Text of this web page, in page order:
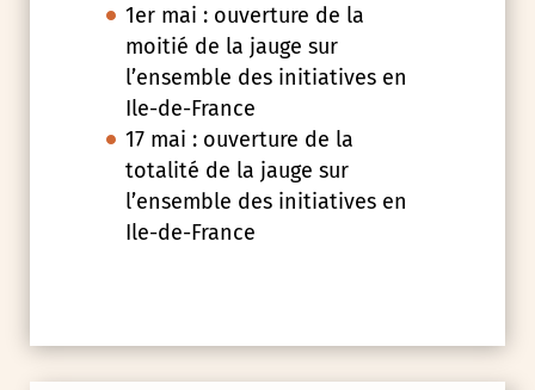
1er mai : ouverture de la
moitié de la jauge sur
l’ensemble des initiatives en
Ile-de-France
17 mai : ouverture de la
totalité de la jauge sur
l’ensemble des initiatives en
Ile-de-France